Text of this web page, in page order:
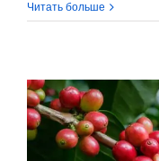
Читать больше